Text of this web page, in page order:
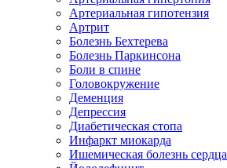
Артериальная гипотензия
Артрит
Болезнь Бехтерева
Болезнь Паркинсона
Боли в спине
Головокружение
Деменция
Депрессия
Диабетическая стопа
Инфаркт миокарда
Ишемическая болезнь сердца